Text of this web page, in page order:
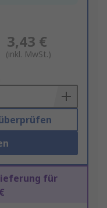
3,43 €
(inkl. MwSt.)
Lieferung für